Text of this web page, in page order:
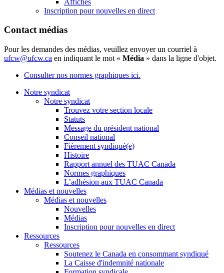
Inscription pour nouvelles en direct
Contact médias
Pour les demandes des médias, veuillez envoyer un courriel à
ufcw@ufcw.ca en indiquant le mot « Média » dans la ligne d'objet.
Consulter nos normes graphiques ici.
Notre syndicat
Notre syndicat
Trouvez votre section locale
Statuts
Message du président national
Conseil national
Fièrement syndiqué(e)
Histoire
Rapport annuel des TUAC Canada
Normes graphiques
L’adhésion aux TUAC Canada
Médias et nouvelles
Médias et nouvelles
Nouvelles
Médias
Inscription pour nouvelles en direct
Ressources
Ressources
Soutenez le Canada en consommant syndiqué
La Caisse d'indemnité nationale